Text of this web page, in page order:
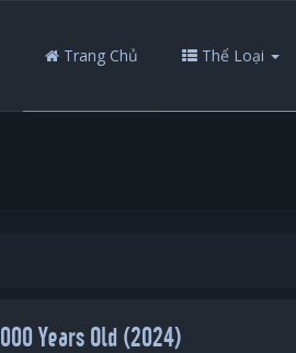
Trang Chủ Thể Loại
Years Old (2024)